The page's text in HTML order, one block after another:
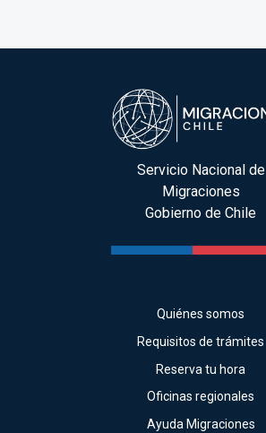
Servicio Nacional de
Migraciones
Gobierno de Chile
Quiénes somos
Requisitos de trámites
Reserva tu hora
Oficinas regionales
Ayuda Migraciones